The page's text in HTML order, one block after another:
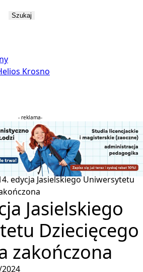
Krosno
- reklama-
edycja Jasielskiego Uniwersytetu
Jasielskiego
Dziecięcego
zakończona